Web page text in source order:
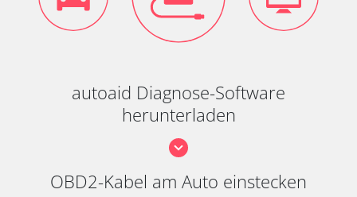
autoaid Diagnose-Software
herunterladen
OBD2-Kabel am Auto einstecken